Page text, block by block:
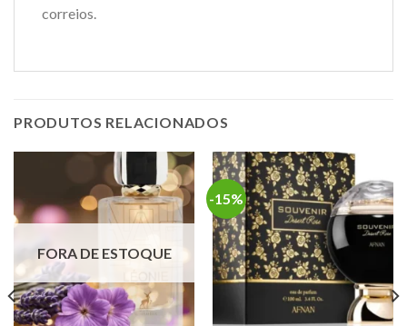
correios.
PRODUTOS RELACIONADOS
FORA DE ESTOQUE
-15%